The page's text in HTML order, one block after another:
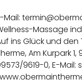
Mail:
Massage
ins Glück und
Am Kurpark
9619-0, E-